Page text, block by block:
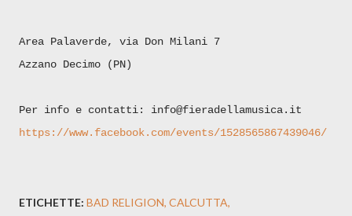
Area Palaverde, via Don Milani 7
Azzano Decimo (PN)
Per info e contatti: info@fieradellamusica.it
https://www.facebook.com/events/1528565867439046/
ETICHETTE: BAD RELIGION CALCUTTA